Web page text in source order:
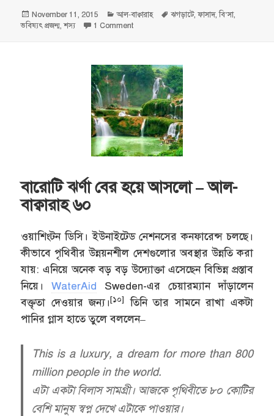
Posted
on
November 11, 2015 Categories
আল-বাক্বারাহ Tags
ঝগড়াটে,ফাসাদ,বি’সা,
ভবিষ্যৎ প্রজন্ম ,শস্য 1 Commenton মানুষের মাঝে এমন লোক আছে, জীবন সম্পর্কে
বারোটি ঝর্ণা বের হয়ে আসলো – আল-
বাক্বারাহ ৬০
ওয়াশিংটন ডিসি। ইউনাইটেড নেশনসের কনফারেন্স চলছে।
কীভাবে পৃথিবীর উন্নয়নশীল দেশগুলোর অবস্থার উন্নতি করা
যায়: এনিয়ে অনেক বড় বড় উদ্যোক্তা এসেছেন বিভিন্ন প্রস্তাব
নিয়ে।WaterAid Sweden-এর চেয়ারম্যান দাঁড়ালেন
বক্তৃতা দেওয়ার জন্য।[১০]
তিনি তার সামনে রাখা একটা
পানির গ্লাস হাতে তুলে বললেন–
This is a luxury, a dream for more than 800
million people in the world.
এটা একটা বিলাস সামগ্রী। আজকে পৃথিবীতে ৮০ কোটির
বেশি মানুষ স্বপ্ন দেখে এটাকে পাওয়ার।